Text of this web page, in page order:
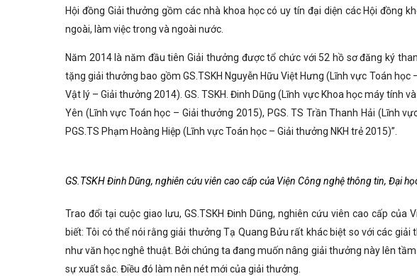
Hội đồng Giải thưởng gồm các nhà khoa học có uy tín đại diện các Hội đồng
ngoài, làm việc trong và ngoài nước.
Năm 2014 là năm đầu tiên Giải thưởng được tổ chức với 52 hồ sơ đăng ký
tặng giải thưởng bao gồm GS.TSKH Nguyễn Hữu Việt Hưng (Lĩnh vực Toán
Vật lý – Giải thưởng 2014). GS. TSKH. Đinh Dũng (Lĩnh vực Khoa học máy tính
Yên (Lĩnh vực Toán học – Giải thưởng 2015), PGS. TS Trần Thanh Hải (Lĩnh
PGS.TS Phạm Hoàng Hiệp (Lĩnh vực Toán học – Giải thưởng NKH trẻ 2015)”.
GS.TSKH Đinh Dũng, nghiên cứu viên cao cấp của Viện Công nghệ thông tin, Đại
Trao đổi tại cuộc giao lưu, GS.TSKH Đinh Dũng, nghiên cứu viên cao cấp của
biết: Tôi có thể nói rằng giải thưởng Tạ Quang Bửu rất khác biệt so với các
như văn học nghê thuật. Bởi chúng ta đang muốn nâng giải thưởng này lên
sự xuất sắc. Điều đó làm nên nét mới của giải thưởng.